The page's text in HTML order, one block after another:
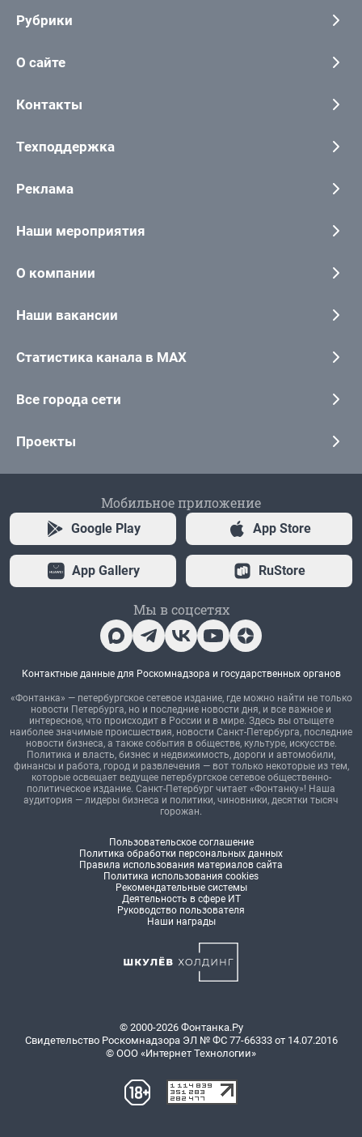
Рубрики
О сайте
Контакты
Техподдержка
Реклама
Наши мероприятия
О компании
Наши вакансии
Статистика канала в MAX
Все города сети
Проекты
Мобильное приложение
Google Play App Store
App Gallery RuStore
Мы в соцсетях
Контактные данные для Роскомнадзора и государственных органов
«Фонтанка» — петербургское сетевое издание, где можно найти не только
новости Петербурга, но и последние новости дня, и все важное и
интересное, что происходит в России и в мире. Здесь вы отыщете
наиболее значимые происшествия, новости Санкт-Петербурга, последние
новости бизнеса, а также события в обществе, культуре, искусстве.
Политика и власть, бизнес и недвижимость, дороги и автомобили,
финансы и работа, город и развлечения — вот только некоторые из тем,
которые освещает ведущее петербургское сетевое общественно-
политическое издание. Санкт-Петербург читает «Фонтанку»! Наша
аудитория — лидеры бизнеса и политики, чиновники, десятки тысяч
горожан.
Пользовательское соглашение
Политика обработки персональных данных
Правила использования материалов сайта
Политика использования cookies
Рекомендательные системы
Деятельность в сфере ИТ
Руководство пользователя
Наши награды
© 2000-2026 Фонтанка.Ру
Свидетельство Роскомнадзора ЭЛ № ФС 77-66333 от 14.07.2016
© ООО «Интернет Технологии»